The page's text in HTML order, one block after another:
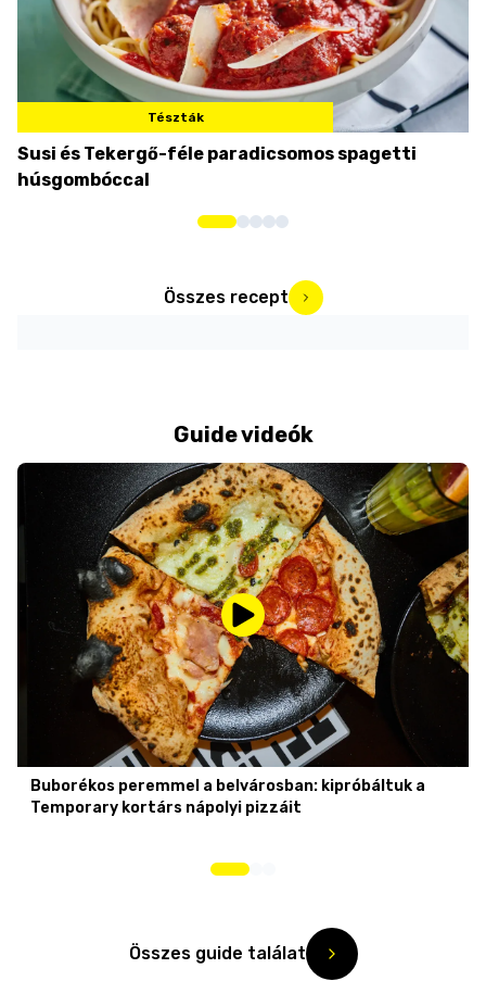
Tészták
Susi és Tekergő-féle paradicsomos spagetti
húsgombóccal
Összes recept
Guide videók
Buborékos peremmel a belvárosban: kipróbáltuk a
Temporary kortárs nápolyi pizzáit
Összes guide találat